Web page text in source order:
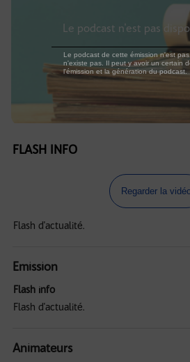
FLASH INFO
Regarder la
Flash d'actualité.
Emission
Flash info
Flash d'actualité.
Animateurs
Le podcast n'est pas
Le podcast de cette émission n'est
n'existe pas. Il peut y avoir un certain
l'émission et la génération du podcast.